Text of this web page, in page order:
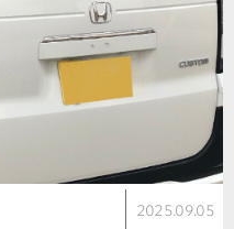
2025.09.05